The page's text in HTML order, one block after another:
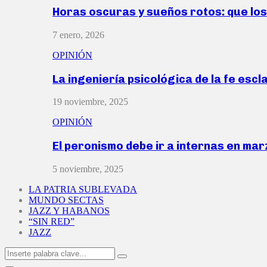
Horas oscuras y sueños rotos: que
7 enero, 2026
OPINIÓN
La ingeniería psicológica de la fe
19 noviembre, 2025
OPINIÓN
El peronismo debe ir a internas en
5 noviembre, 2025
LA PATRIA SUBLEVADA
MUNDO SECTAS
JAZZ Y HABANOS
“SIN RED”
JAZZ
Search
for:
Search